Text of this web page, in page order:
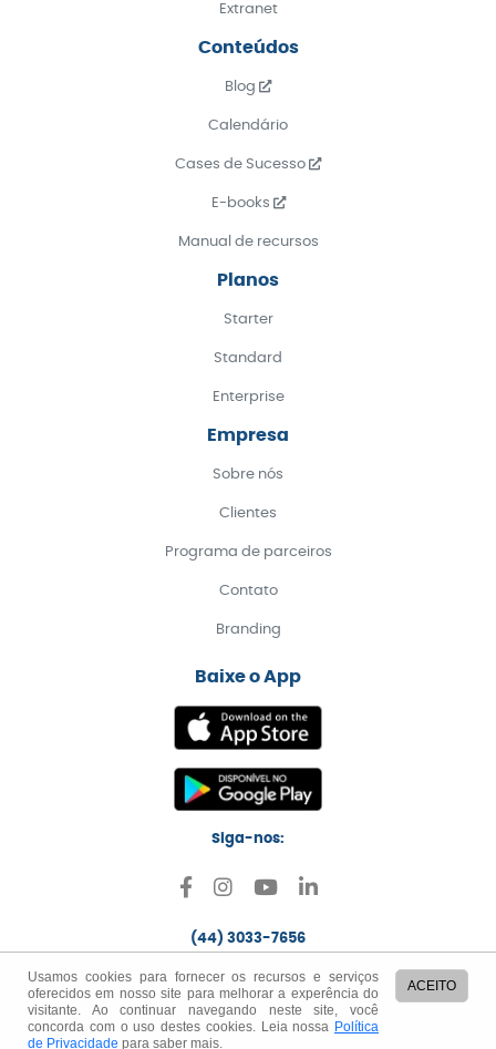
Extranet
Conteúdos
Blog
Calendário
Cases de Sucesso
E-books
Manual de recursos
Planos
Starter
Standard
Enterprise
Empresa
Sobre nós
Clientes
Programa de parceiros
Contato
Branding
Baixe o App
Siga-nos:
(44) 3033-7656
Status do sistema API para Desenvolvedores Segurança
Políticas e termos
Usamos cookies para fornecer os recursos e serviços
oferecidos em nosso site para melhorar a experência do
visitante. Ao continuar navegando neste site, você
concorda com o uso destes cookies. Leia nossa Política
de Privacidade para saber mais.
ACEITO